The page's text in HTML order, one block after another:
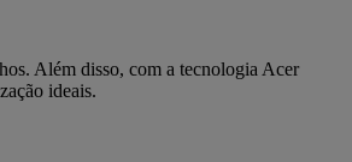
Além disso, com a tecnologia Acer
ideais.